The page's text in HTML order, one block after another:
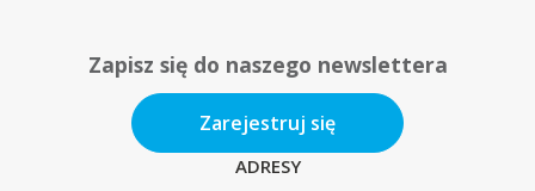
Zapisz się do naszego newslettera
Zarejestruj się
ADRESY